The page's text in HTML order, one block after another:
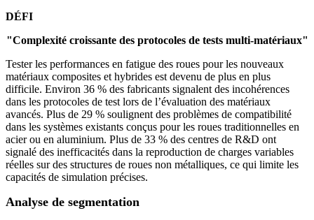
DÉFI
"Complexité croissante des protocoles de tests multi-matériaux"
Tester les performances en fatigue des roues pour les nouveaux
matériaux composites et hybrides est devenu de plus en plus
difficile. Environ 36 % des fabricants signalent des incohérences
dans les protocoles de test lors de l’évaluation des matériaux
avancés. Plus de 29 % soulignent des problèmes de compatibilité
dans les systèmes existants conçus pour les roues traditionnelles en
acier ou en aluminium. Plus de 33 % des centres de R&D ont
signalé des inefficacités dans la reproduction de charges variables
réelles sur des structures de roues non métalliques, ce qui limite les
capacités de simulation précises.
Analyse de segmentation